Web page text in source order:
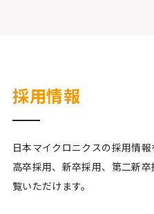
採用情報
日本マイクロニクスの採用情報
高卒採用、新卒採用、第二新
覧いただけます。